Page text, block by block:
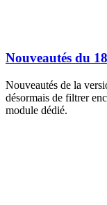
Nouveautés du
Nouveautés de la
désormais de filtrer
module dédié.